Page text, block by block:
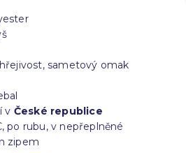
sametový omak
v České republice
po rubu, v nepřeplněné
zipem